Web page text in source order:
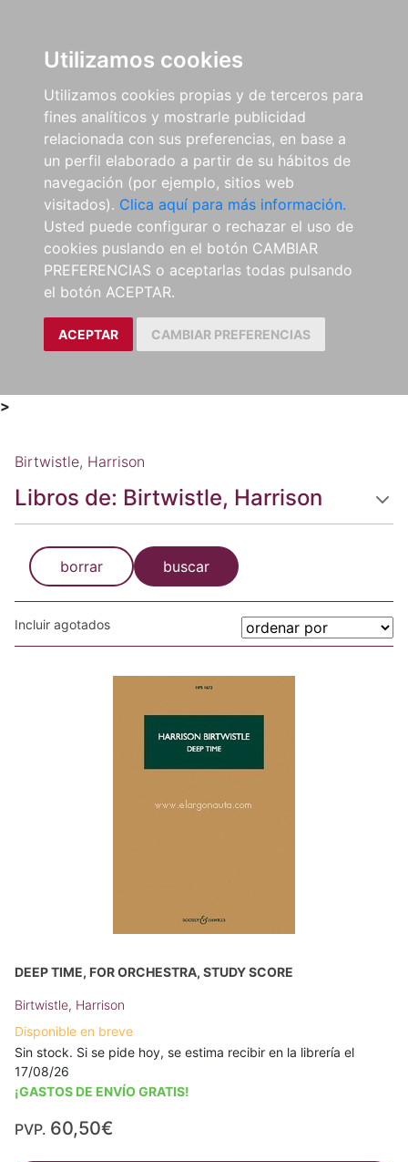
Utilizamos cookies
Utilizamos cookies propias y de terceros para
fines analíticos y mostrarle publicidad
relacionada con sus preferencias, en base a
un perfil elaborado a partir de su hábitos de
navegación (por ejemplo, sitios web
visitados). Clica aquí para más información.
Usted puede configurar o rechazar el uso de
cookies puslando en el botón CAMBIAR
PREFERENCIAS o aceptarlas todas pulsando
el botón ACEPTAR.
ACEPTAR CAMBIAR PREFERENCIAS
>
Birtwistle, Harrison
Libros de: Birtwistle, Harrison
borrar buscar
Incluir agotados
DEEP TIME, FOR ORCHESTRA, STUDY SCORE
Birtwistle, Harrison
Disponible en breve
Sin stock. Si se pide hoy, se estima recibir en la librería el
17/08/26
¡GASTOS DE ENVÍO GRATIS!
PVP. 60,50€